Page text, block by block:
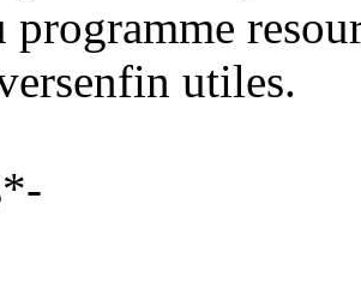
programme
utiles.